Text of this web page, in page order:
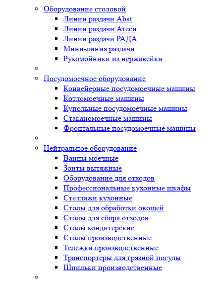
Оборудование столовой
Линии раздачи Abat
Линии раздачи Атеси
Линии раздачи РАДА
Мини-линия раздачи
Рукомойники из нержавейки
Посудомоечное оборудование
Конвейерные посудомоечные машины
Котломоечные машины
Купольные посудомоечные машины
Стаканомоечные машины
Фронтальные посудомоечные машины
Нейтральное оборудование
Ванны моечные
Зонты вытяжные
Оборудование для отходов
Профессиональные кухонные шкафы
Стеллажи кухонные
Столы для обработки овощей
Столы для сбора отходов
Столы кондитерские
Столы производственные
Тележки производственные
Транспортеры для грязной посуды
Шпильки производственные